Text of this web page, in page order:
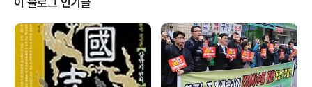
아니었습니다. 줄기와 잎을 자세히 보니 국화의 한 종류가
유력했습니다. 꽃이 워낙 작은데다, 입간판 옆에 숨어 있어
서 정말 발견하기 어려운 꽃이었습니다. 위와 같이 생긴 꽃
입니다. 패랭이 꽃과는 확연히 다르죠. 그러나 정말 가녀리
면서도 청초하게 예쁩니다. ..
이 블로그 인기글